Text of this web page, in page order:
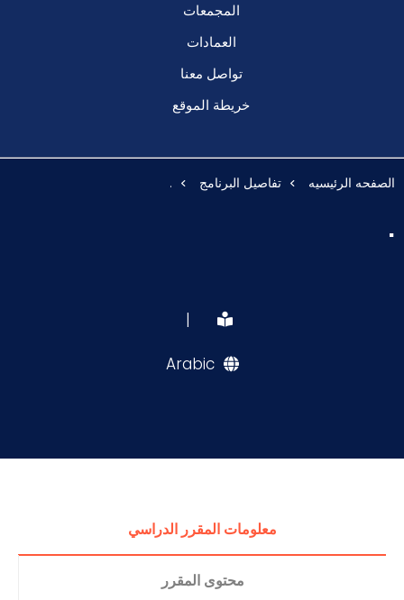
المجمعات
العمادات
تواصل معنا
خريطة الموقع
الصفحه الرئيسيه تفاصيل البرنامج .
.
|
Arabic
معلومات المقرر الدراسي
محتوى المقرر